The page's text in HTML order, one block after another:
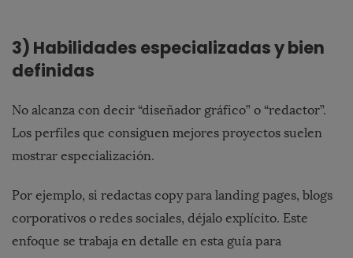
3) Habilidades especializadas y bien
definidas
No alcanza con decir “diseñador gráfico” o “redactor”.
Los perfiles que consiguen mejores proyectos suelen
mostrar especialización.
Por ejemplo, si redactas copy para landing pages, blogs
corporativos o redes sociales, déjalo explícito. Este
enfoque se trabaja en detalle en esta guía para